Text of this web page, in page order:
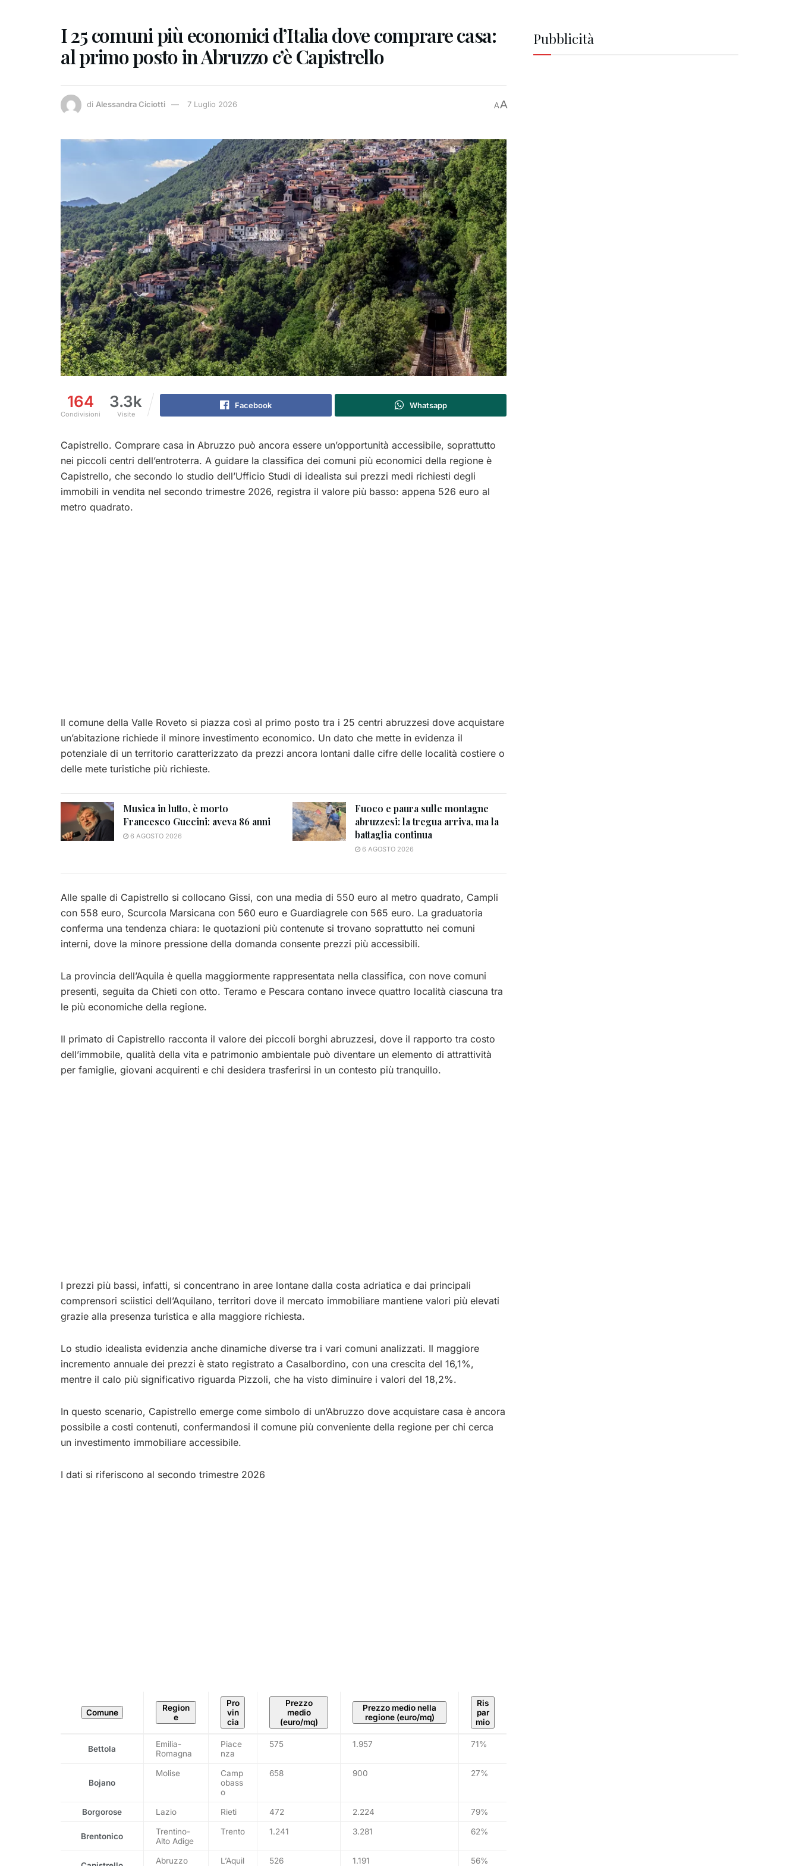
I 25 comuni più economici d’Italia dove comprare casa:
al primo posto in Abruzzo c’è Capistrello
di Alessandra Ciciotti 7 Luglio 2026 AA
164
Condivisioni
3.3k
Visite
Facebook Whatsapp
Capistrello. Comprare casa in Abruzzo può ancora essere un’opportunità accessibile, soprattutto
nei piccoli centri dell’entroterra. A guidare la classifica dei comuni più economici della regione è
Capistrello, che secondo lo studio dell’Ufficio Studi di idealista sui prezzi medi richiesti degli
immobili in vendita nel secondo trimestre 2026, registra il valore più basso: appena 526 euro al
metro quadrato.
Il comune della Valle Roveto si piazza così al primo posto tra i 25 centri abruzzesi dove acquistare
un’abitazione richiede il minore investimento economico. Un dato che mette in evidenza il
potenziale di un territorio caratterizzato da prezzi ancora lontani dalle cifre delle località costiere o
delle mete turistiche più richieste.
Musica in lutto, è morto
Francesco Guccini: aveva 86 anni
6 AGOSTO 2026
Fuoco e paura sulle montagne
abruzzesi: la tregua arriva, ma la
battaglia continua
6 AGOSTO 2026
Alle spalle di Capistrello si collocano Gissi, con una media di 550 euro al metro quadrato, Campli
con 558 euro, Scurcola Marsicana con 560 euro e Guardiagrele con 565 euro. La graduatoria
conferma una tendenza chiara: le quotazioni più contenute si trovano soprattutto nei comuni
interni, dove la minore pressione della domanda consente prezzi più accessibili.
La provincia dell’Aquila è quella maggiormente rappresentata nella classifica, con nove comuni
presenti, seguita da Chieti con otto. Teramo e Pescara contano invece quattro località ciascuna tra
le più economiche della regione.
Il primato di Capistrello racconta il valore dei piccoli borghi abruzzesi, dove il rapporto tra costo
dell’immobile, qualità della vita e patrimonio ambientale può diventare un elemento di attrattività
per famiglie, giovani acquirenti e chi desidera trasferirsi in un contesto più tranquillo.
I prezzi più bassi, infatti, si concentrano in aree lontane dalla costa adriatica e dai principali
comprensori sciistici dell’Aquilano, territori dove il mercato immobiliare mantiene valori più elevati
grazie alla presenza turistica e alla maggiore richiesta.
Lo studio idealista evidenzia anche dinamiche diverse tra i vari comuni analizzati. Il maggiore
incremento annuale dei prezzi è stato registrato a Casalbordino, con una crescita del 16,1%,
mentre il calo più significativo riguarda Pizzoli, che ha visto diminuire i valori del 18,2%.
In questo scenario, Capistrello emerge come simbolo di un’Abruzzo dove acquistare casa è ancora
possibile a costi contenuti, confermandosi il comune più conveniente della regione per chi cerca
un investimento immobiliare accessibile.
I dati si riferiscono al secondo trimestre 2026
Comune
Region
e
Pro
vin
cia
Prezzo
medio
(euro/mq)
Prezzo medio nella
regione (euro/mq)
Ris
par
mio
Bettola
Emilia-
Romagna
Piace
nza
575 1.957 71%
Bojano
Molise
Camp
obass
o
658 900 27%
Borgorose Lazio Rieti 472 2.224 79%
Brentonico
Trentino-
Alto Adige
Trento 1.241 3.281 62%
Abruzzo
L’Aquil
526 1.191 56%
Pubblicità